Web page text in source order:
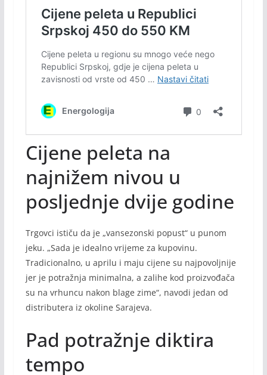
Cijene peleta na
najnižem nivou u
posljednje dvije godine
Trgovci ističu da je „vansezonski popust“ u punom
jeku. „Sada je idealno vrijeme za kupovinu.
Tradicionalno, u aprilu i maju cijene su najpovoljnije
jer je potražnja minimalna, a zalihe kod proizvođača
su na vrhuncu nakon blage zime“, navodi jedan od
distributera iz okoline Sarajeva.
Pad potražnje diktira
tempo